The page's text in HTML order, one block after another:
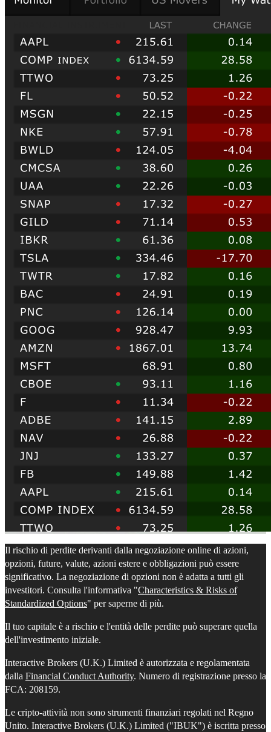
Il rischio di perdite derivanti dalla negoziazione online di azioni,
opzioni, future, valute, azioni estere e obbligazioni può essere
significativo. La negoziazione di opzioni non è adatta a tutti gli
investitori. Consulta l'informativa "Characteristics & Risks of
Standardized Options" per saperne di più.
Il tuo capitale è a rischio e l'entità delle perdite può superare quella
dell'investimento iniziale.
Interactive Brokers (U.K.) Limited è autorizzata e regolamentata
dalla Financial Conduct Authority. Numero di registrazione presso la
FCA: 208159.
Le cripto-attività non sono strumenti finanziari regolati nel Regno
Unito. Interactive Brokers (U.K.) Limited ("IBUK") è iscritta presso